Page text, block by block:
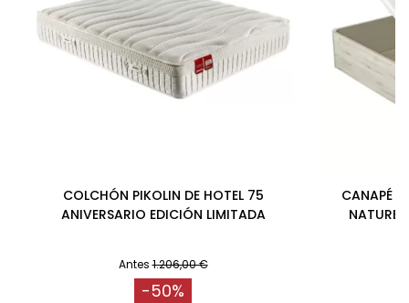
COLCHÓN PIKOLIN DE HOTEL 75
ANIVERSARIO EDICIÓN LIMITADA
Antes 1.206,00 €
-50%
CANAPÉ